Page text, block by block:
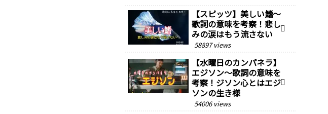
【スピッツ】美しい鰭～
歌詞の意味を考察！悲し
みの涙はもう流さない
58897 views
【水曜日のカンパネラ】
エジソン～歌詞の意味を
考察！ジソン心とはエジ
ソンの生き様￼
54006 views